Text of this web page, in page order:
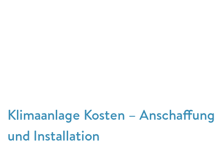
Klimaanlage Kosten – Anschaffung
und Installation